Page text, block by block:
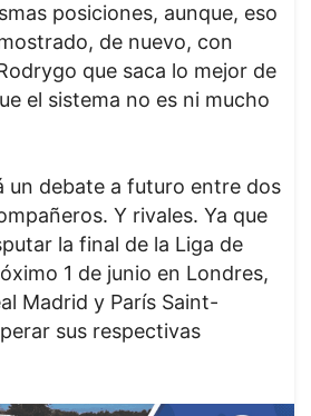
posiciones, aunque, eso
de nuevo, con
que saca lo mejor de
el sistema no es ni mucho
un debate a futuro entre dos
Y rivales. Ya que
la final de la Liga de
1 de junio en Londres,
Madrid y París Saint-
sus respectivas